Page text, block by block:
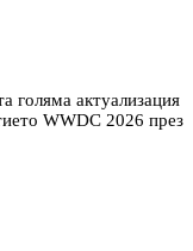
голяма актуализация
WWDC 2026 през